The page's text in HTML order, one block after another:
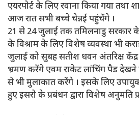
एयरपोर्ट के लिए रवाना किया गया तथा
आज रात सभी बच्चे चेन्नई पहुंचेंगे ।
21 से 24 जुलाई तक तमिलनाडु सरकार
के विश्राम के लिए विशेष व्यवस्था भी
जुलाई को सुबह सतीश धवन अंतरिक्ष केंद्र
भ्रमण करेंगे एवम राकेट लांचिंग पैड देखने के
से भी मुलाकात करेंगे । इसके लिए
हुए इसरो के प्रबंधन द्वारा विशेष अनुमति